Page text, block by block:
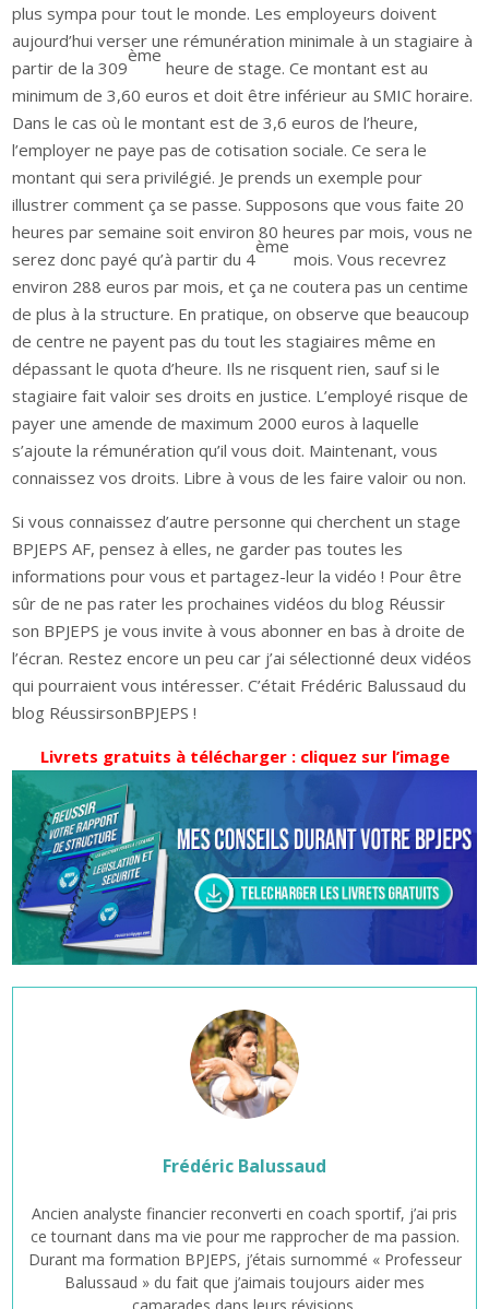
plus sympa pour tout le monde. Les employeurs doivent
aujourd’hui verser une rémunération minimale à un stagiaire à
partir de la 309
ème
heure de stage. Ce montant est au
minimum de 3,60 euros et doit être inférieur au SMIC horaire.
Dans le cas où le montant est de 3,6 euros de l’heure,
l’employer ne paye pas de cotisation sociale. Ce sera le
montant qui sera privilégié. Je prends un exemple pour
illustrer comment ça se passe. Supposons que vous faite 20
heures par semaine soit environ 80 heures par mois, vous ne
serez donc payé qu’à partir du 4
ème
mois. Vous recevrez
environ 288 euros par mois, et ça ne coutera pas un centime
de plus à la structure. En pratique, on observe que beaucoup
de centre ne payent pas du tout les stagiaires même en
dépassant le quota d’heure. Ils ne risquent rien, sauf si le
stagiaire fait valoir ses droits en justice. L’employé risque de
payer une amende de maximum 2000 euros à laquelle
s’ajoute la rémunération qu’il vous doit. Maintenant, vous
connaissez vos droits. Libre à vous de les faire valoir ou non.
Si vous connaissez d’autre personne qui cherchent un stage
BPJEPS AF, pensez à elles, ne garder pas toutes les
informations pour vous et partagez-leur la vidéo ! Pour être
sûr de ne pas rater les prochaines vidéos du blog Réussir
son BPJEPS je vous invite à vous abonner en bas à droite de
l’écran. Restez encore un peu car j’ai sélectionné deux vidéos
qui pourraient vous intéresser. C’était Frédéric Balussaud du
blog RéussirsonBPJEPS !
Livrets gratuits à télécharger : cliquez sur l’image
Frédéric Balussaud
Ancien analyste financier reconverti en coach sportif, j’ai pris
ce tournant dans ma vie pour me rapprocher de ma passion.
Durant ma formation BPJEPS, j’étais surnommé « Professeur
Balussaud » du fait que j’aimais toujours aider mes